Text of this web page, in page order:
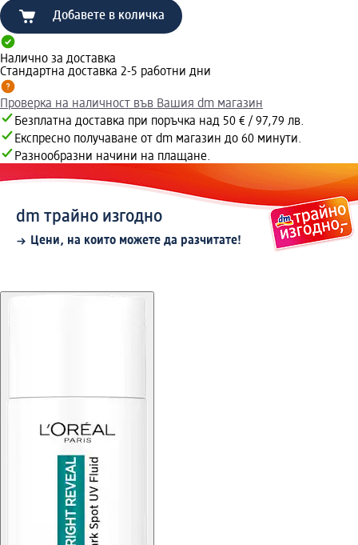
Добавете в количка
Налично за доставка
Стандартна доставка 2-5 работни дни
Проверка на наличност във Вашия dm магазин
Безплатна доставка при поръчка над 50 € / 97,79 лв.
Експресно получаване от dm магазин до 60 минути.
Разнообразни начини на плащане.
dm трайно изгодно
Цени, на които можете да разчитате!